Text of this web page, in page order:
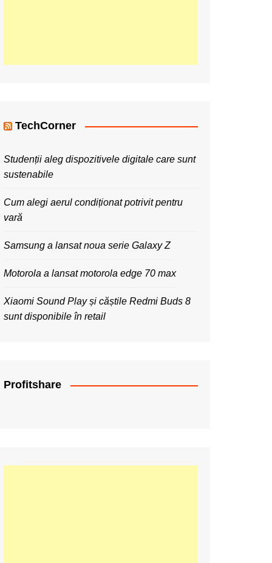
TechCorner
Studenții aleg dispozitivele digitale care sunt
sustenabile
Cum alegi aerul condiționat potrivit pentru
vară
Samsung a lansat noua serie Galaxy Z
Motorola a lansat motorola edge 70 max
Xiaomi Sound Play și căștile Redmi Buds 8
sunt disponibile în retail
Profitshare